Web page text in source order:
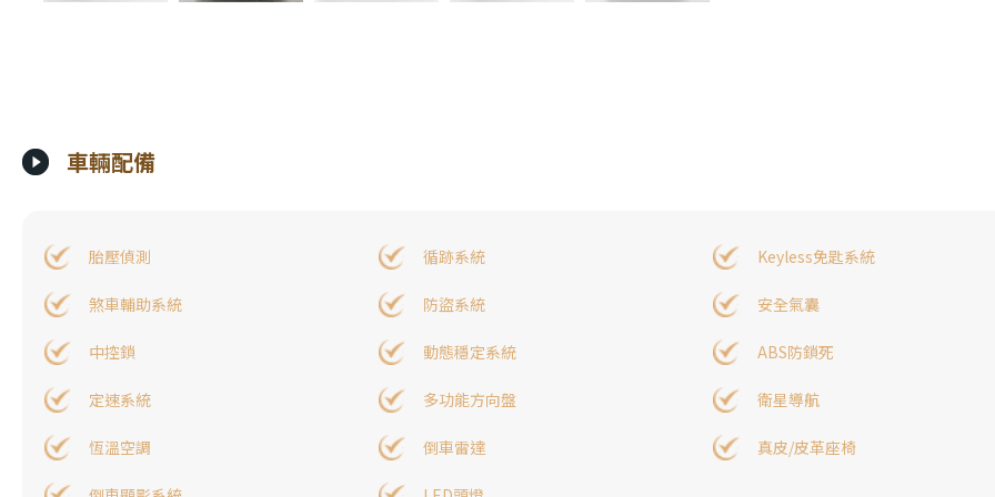
車輛配備
胎壓偵測 循跡系統 Keyless免匙系統
煞車輔助系統 防盜系統 安全氣囊
中控鎖 動態穩定系統 ABS防鎖死
定速系統 多功能方向盤 衛星導航
恆溫空調 倒車雷達 真皮/皮革座椅